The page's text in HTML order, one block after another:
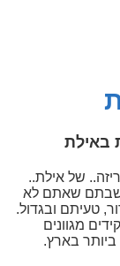
באילת
של אילת..
חשבתם שאתם לא
טעיתם ובגדול.
מגוונים
בארץ.